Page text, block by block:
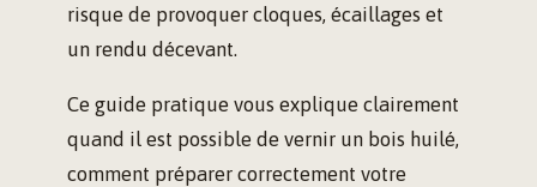
risque de provoquer cloques, écaillages et
un rendu décevant.
Ce guide pratique vous explique clairement
quand il est possible de vernir un bois huilé,
comment préparer correctement votre